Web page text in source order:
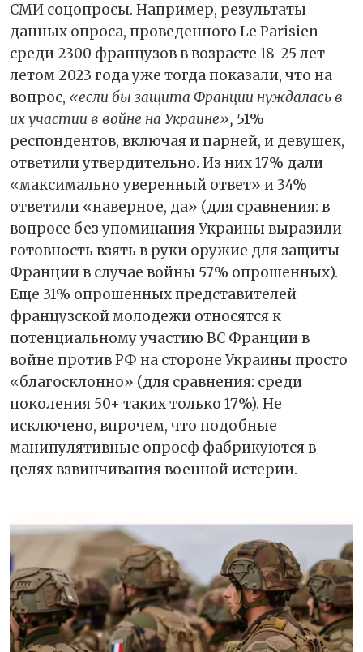
СМИ соцопросы. Например, результаты
данных опроса, проведенного Le Parisien
среди 2300 французов в возрасте 18-25 лет
летом 2023 года уже тогда показали, что на
вопрос, «если бы защита Франции нуждалась в
их участии в войне на Украине», 51%
респондентов, включая и парней, и девушек,
ответили утвердительно. Из них 17% дали
«максимально уверенный ответ» и 34%
ответили «наверное, да» (для сравнения: в
вопросе без упоминания Украины выразили
готовность взять в руки оружие для защиты
Франции в случае войны 57% опрошенных).
Еще 31% опрошенных представителей
французской молодежи относятся к
потенциальному участию ВС Франции в
войне против РФ на стороне Украины просто
«благосклонно» (для сравнения: среди
поколения 50+ таких только 17%). Не
исключено, впрочем, что подобные
манипулятивные опросф фабрикуются в
целях взвинчивания военной истерии.